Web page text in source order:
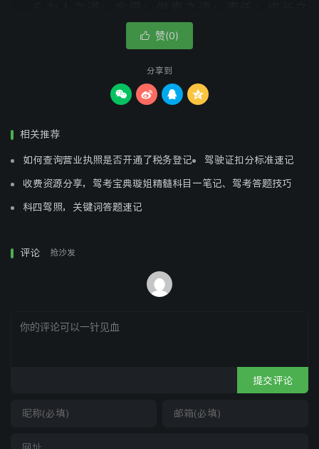
事能知足心常泰，人到无求品自高。
日行三省，端正己心。一省为人，宽厚善
德；
二省处世，谨行慎言；三省理义，重义轻财。
9.浪费好比河决堤，节约好比燕衔泥。由俭入
10.
抬头做人，低头做事；微笑对人，大肚对事；
粗茶淡饭，健康为本；为人处世，务实为
本；
 赞(0)
分享到
   
相关推荐
如何查询营业执照是否开通了税务登记 驾驶证扣分标准速记
收费资源分享，驾考宝典璇姐精髓科目一笔记、驾考答题技巧
科四驾照，关键词答题速记
评论 抢沙发
提交评论